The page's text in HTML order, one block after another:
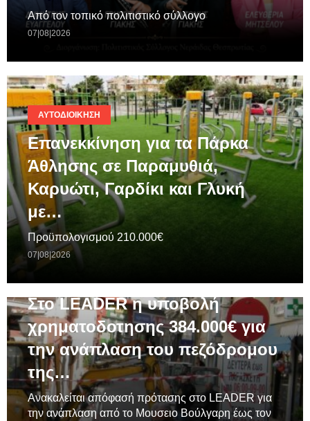
Από τον τοπικό πολιτιστικό σύλλογο
07|08|2026
ΑΥΤΟΔΙΟΊΚΗΣΗ
Επανεκκίνηση για τα Πάρκα
Άθλησης σε Παραμυθιά,
Καρυώτι, Γαρδίκι και Γλυκή
με…
Προϋπολογισμού 210.000€
07|08|2026
Στο LEADER η υποβολή
χρηματοδοτησης 384.000€ για
την ανάπλαση του πεζόδρομου
της…
Ανακαλείται απόφασή πρότασης στο LEADER για
την ανάπλαση από το Μουσειο Βούλγαρη έως τον